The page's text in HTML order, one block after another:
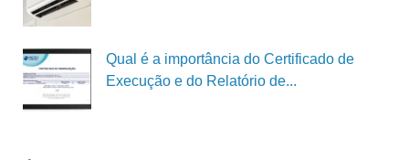
Qual é a importância do Certificado de
Execução e do Relatório de...